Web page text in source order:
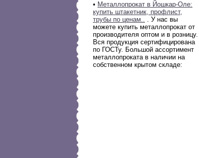
• Металлопрокат в Йошкар-Оле:
купить штакетник, профлист,
трубы по ценам.. . У нас вы
можете купить металлопрокат от
производителя оптом и в розницу.
Вся продукция сертифицирована
по ГОСТу. Большой ассортимент
металлопроката в наличии на
собственном крытом складе: